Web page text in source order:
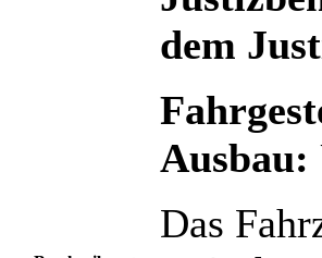
dem
Ausbau:
Das